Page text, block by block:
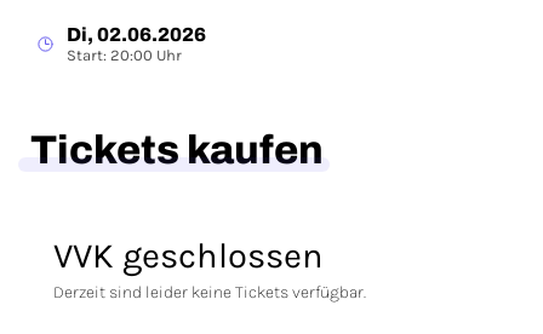
Di, 02.06.2026
Start: 20:00 Uhr
Tickets kaufen
VVK geschlossen
Derzeit sind leider keine Tickets verfügbar.